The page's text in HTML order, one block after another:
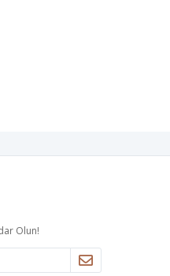
Olun!